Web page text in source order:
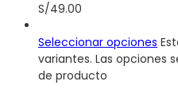
S/49.00
Seleccionar opciones
variantes. Las opciones
de producto